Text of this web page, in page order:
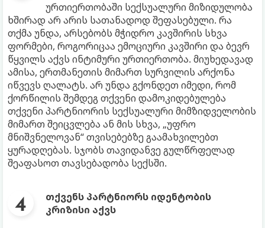
ურთიერთობაში სექსუალური მიზიდულობა
ხშირად არ არის სათანადოდ შეფასებული. რა
თქმა უნდა, არსებობს მჭიდრო კავშირის სხვა
ფორმები, როგორიცაა ემოციური კავშირი და ბევრ
წყვილს აქვს ინტიმური ურთიერთობა. მიუხედავად
ამისა, ერთმანეთის მიმართ სურვილის არქონა
იწვევს ღალატს. არ უნდა გქონდეთ იმედი, რომ
ქორწილის შემდეგ თქვენი დამოკიდებულება
თქვენი პარტნიორის სექსუალური მიმზიდველობის
მიმართ შეიცვლება ან მის სხვა, „უფრო
მნიშვნელოვან“ თვისებებზე გაამახვილებთ
ყურადღებას. სჯობს თავიდანვე გულწრფელად
შეაფასოთ თავსებადობა სექსში.
თქვენს პარტნიორს იდენტობის
კრიზისი აქვს